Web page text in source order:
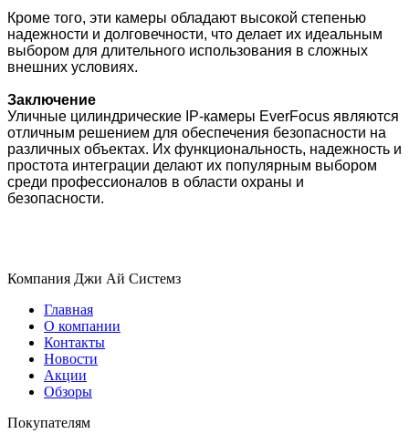
Кроме того, эти камеры обладают высокой степенью
надежности и долговечности, что делает их идеальным
выбором для длительного использования в сложных
внешних условиях.
Заключение
Уличные цилиндрические IP-камеры EverFocus являются
отличным решением для обеспечения безопасности на
различных объектах. Их функциональность, надежность и
простота интеграции делают их популярным выбором
среди профессионалов в области охраны и
безопасности.
Компания Джи Ай Системз
Главная
О компании
Контакты
Новости
Акции
Обзоры
Покупателям